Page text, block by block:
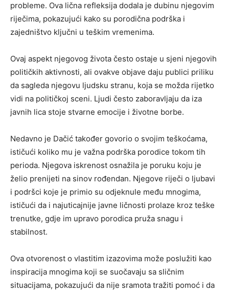
probleme. Ova lična refleksija dodala je dubinu njegovim
riječima, pokazujući kako su porodična podrška i
zajedništvo ključni u teškim vremenima.
Ovaj aspekt njegovog života često ostaje u sjeni njegovih
političkih aktivnosti, ali ovakve objave daju publici priliku
da sagleda njegovu ljudsku stranu, koja se možda rijetko
vidi na političkoj sceni. Ljudi često zaboravljaju da iza
javnih lica stoje stvarne emocije i životne borbe.
Nedavno je Dačić također govorio o svojim teškoćama,
ističući koliko mu je važna podrška porodice tokom tih
perioda. Njegova iskrenost osnažila je poruku koju je
želio prenijeti na sinov rođendan. Njegove riječi o ljubavi
i podršci koje je primio su odjeknule među mnogima,
ističući da i najuticajnije javne ličnosti prolaze kroz teške
trenutke, gdje im upravo porodica pruža snagu i
stabilnost.
Ova otvorenost o vlastitim izazovima može poslužiti kao
inspiracija mnogima koji se suočavaju sa sličnim
situacijama, pokazujući da nije sramota tražiti pomoć i da